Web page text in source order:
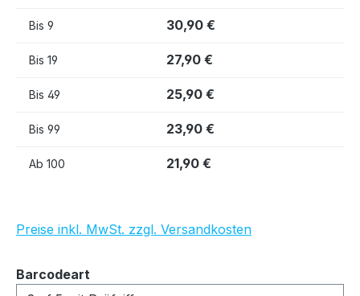
Bis 9 30,90 €
Bis 19 27,90 €
Bis 49 25,90 €
Bis 99 23,90 €
Ab 100 21,90 €
Preise inkl. MwSt. zzgl. Versandkosten
Barcodeart